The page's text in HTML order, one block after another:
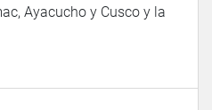
Ayacucho y Cusco y la